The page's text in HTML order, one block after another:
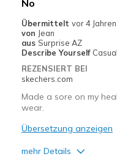
No
Übermittelt vor 4 Jahren
von Jean
aus Surprise AZ
Describe Yourself Casual
REZENSIERT BEI
skechers.com
Made a sore on my
wear.
Übersetzung anzeigen
mehr Details